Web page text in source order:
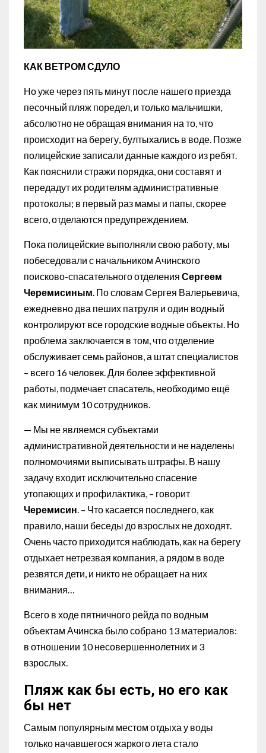
КАК ВЕТРОМ СДУЛО
Но уже через пять минут после нашего приезда
песочный пляж поредел, и только мальчишки,
абсолютно не обращая внимания на то, что
происходит на берегу, бултыхались в воде. Позже
полицейские записали данные каждого из ребят.
Как пояснили стражи порядка, они составят и
передадут их родителям административные
протоколы; в первый раз мамы и папы, скорее
всего, отделаются предупреждением.
Пока полицейские выполняли свою работу, мы
побеседовали с начальником Ачинского
поисково-спасательного отделения Сергеем
Черемисиным. По словам Сергея Валерьевича,
ежедневно два пеших патруля и один водный
контролируют все городские водные объекты. Но
проблема заключается в том, что отделение
обслуживает семь районов, а штат специалистов
– всего 16 человек. Для более эффективной
работы, подмечает спасатель, необходимо ещё
как минимум 10 сотрудников.
— Мы не являемся субъектами
административной деятельности и не наделены
полномочиями выписывать штрафы. В нашу
задачу входит исключительно спасение
утопающих и профилактика, – говорит
Черемисин. – Что касается последнего, как
правило, наши беседы до взрослых не доходят.
Очень часто приходится наблюдать, как на берегу
отдыхает нетрезвая компания, а рядом в воде
резвятся дети, и никто не обращает на них
внимания…
Всего в ходе пятничного рейда по водным
объектам Ачинска было собрано 13 материалов:
в отношении 10 несовершеннолетних и 3
взрослых.
Пляж как бы есть, но его как
бы нет
Самым популярным местом отдыха у воды
только начавшегося жаркого лета стало